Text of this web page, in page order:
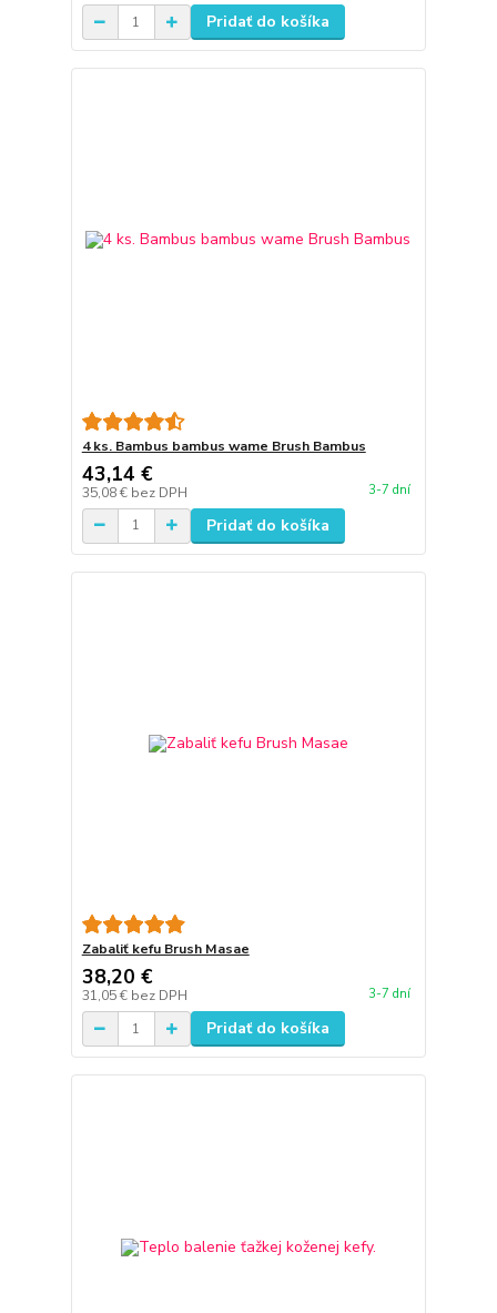
Pridať do košíka
4 ks. Bambus bambus wame Brush Bambus
43,14 €
35,08 € bez DPH 3-7 dní
Pridať do košíka
Zabaliť kefu Brush Masae
38,20 €
31,05 € bez DPH 3-7 dní
Pridať do košíka